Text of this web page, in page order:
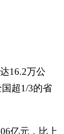
16.2万公
超1/3的省
亿元，比上